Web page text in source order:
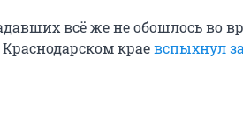
всё же не обошлось во
краевспыхнул